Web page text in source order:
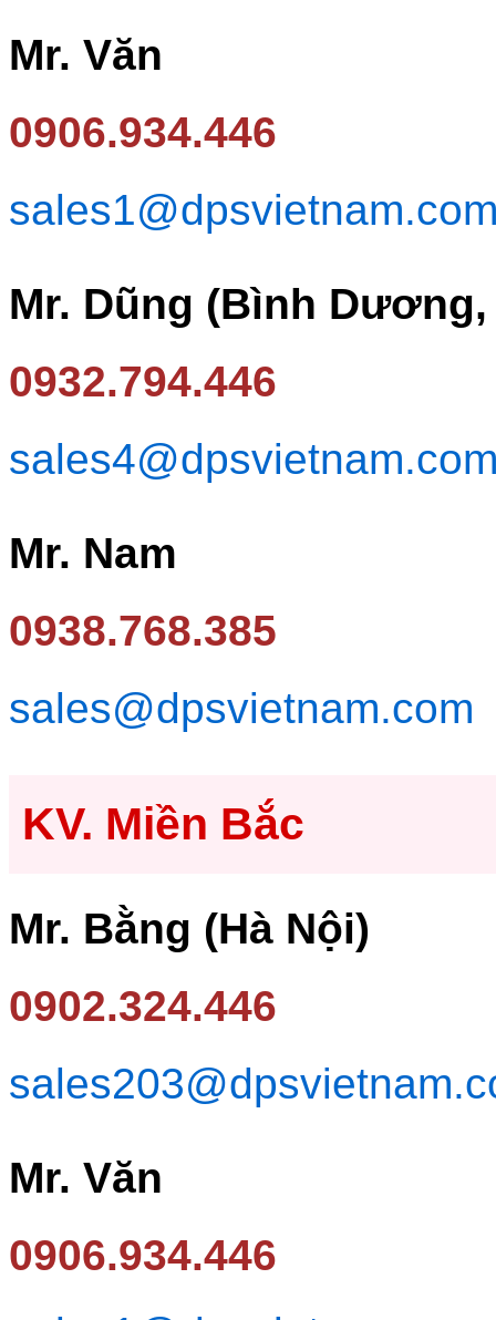
Mr. Văn
0906.934.446
Mr. Dũng (Bình
0932.794.446
Mr. Nam
0938.768.385
sales@dpsvietnam.com
KV. Miền Bắc
Mr. Bằng (Hà Nội)
0902.324.446
Mr. Văn
0906.934.446